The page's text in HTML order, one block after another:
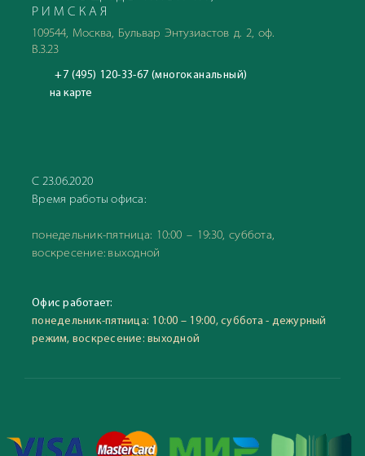
РИМСКАЯ
109544, Москва, Бульвар Энтузиастов д. 2, оф.
В.3.23
+7 (495) 120-33-67 (многоканальный)
на карте
С 23.06.2020
Время работы офиса:
понедельник-пятница: 10:00 – 19:30, суббота,
воскресение: выходной
Офис работает:
понедельник-пятница: 10:00 – 19:00, суббота - дежурный
режим, воскресение: выходной